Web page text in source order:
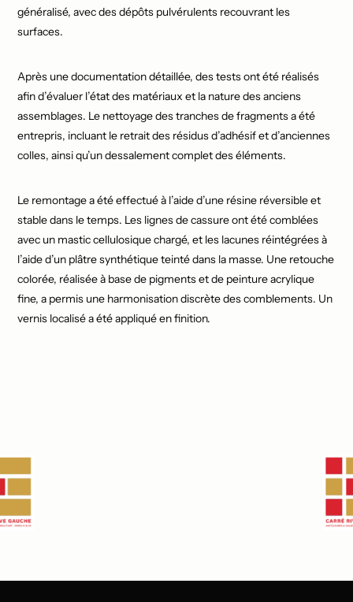
généralisé, avec des dépôts pulvérulents recouvrant les
surfaces.
Après une documentation détaillée, des tests ont été réalisés
afin d’évaluer l’état des matériaux et la nature des anciens
assemblages. Le nettoyage des tranches de fragments a été
entrepris, incluant le retrait des résidus d’adhésif et d’anciennes
colles, ainsi qu’un dessalement complet des éléments.
Le remontage a été effectué à l’aide d’une résine réversible et
stable dans le temps. Les lignes de cassure ont été comblées
avec un mastic cellulosique chargé, et les lacunes réintégrées à
l’aide d’un plâtre synthétique teinté dans la masse. Une retouche
colorée, réalisée à base de pigments et de peinture acrylique
fine, a permis une harmonisation discrète des comblements. Un
vernis localisé a été appliqué en finition.